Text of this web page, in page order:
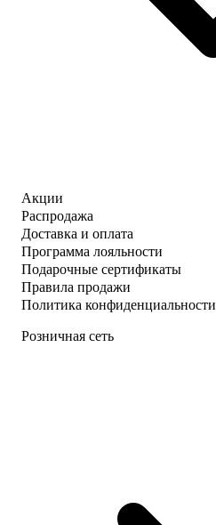
Акции
Распродажа
Доставка и оплата
Программа лояльности
Подарочные сертификаты
Правила продажи
Политика конфиденциальности
Розничная сеть